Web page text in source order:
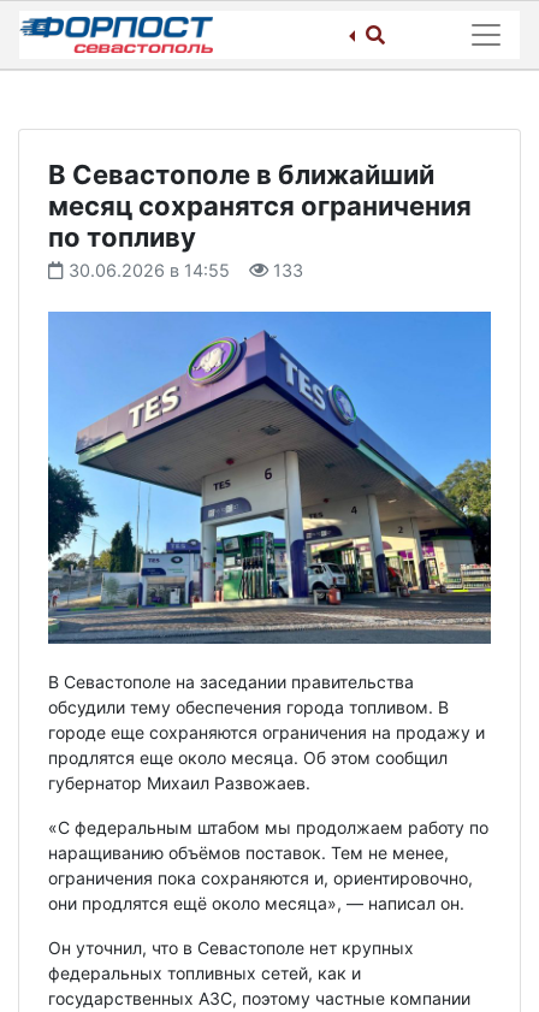
Skip
content
В Севастополе в ближайший
месяц сохранятся ограничения
по топливу
30.06.2026 в 14:55 133
В Севастополе на заседании правительства
обсудили тему обеспечения города топливом. В
городе еще сохраняются ограничения на продажу и
продлятся еще около месяца. Об этом сообщил
губернатор Михаил Развожаев.
«С федеральным штабом мы продолжаем работу по
наращиванию объёмов поставок. Тем не менее,
ограничения пока сохраняются и, ориентировочно,
они продлятся ещё около месяца», — написал он.
Он уточнил, что в Севастополе нет крупных
федеральных топливных сетей, как и
государственных АЗС, поэтому частные компании